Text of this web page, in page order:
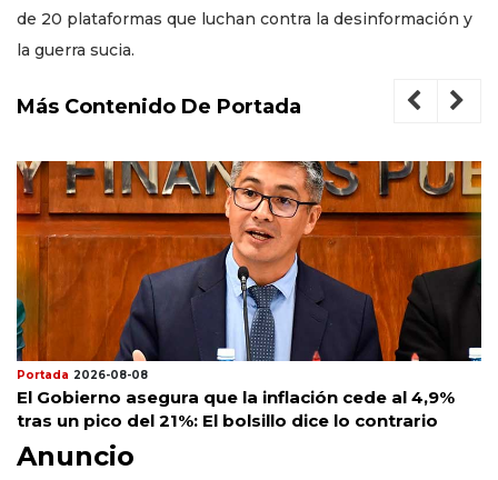
de 20 plataformas que luchan contra la desinformación y
la guerra sucia.
Más Contenido De Portada
Portada 2026-08-08
El Gobierno asegura que la inflación cede al 4,9%
tras un pico del 21%: El bolsillo dice lo contrario
Anuncio